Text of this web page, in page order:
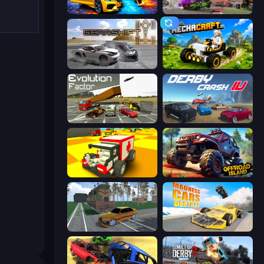
BMG: Ragdoll Playground Demolition Derby 3
Gearshift One Mechacraft.io
Evolution Factor Derby Crash 4
Offroad Island
Obby: Car Crash Sandbox Madness Cars Destroy